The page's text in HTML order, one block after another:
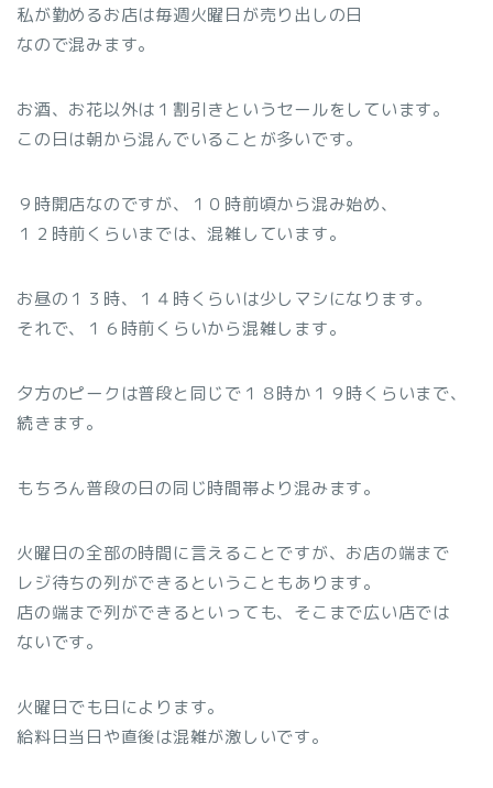
私が勤めるお店は毎週火曜日が売り出しの日
なので混みます。
お酒、お花以外は１割引きというセールをしています。
この日は朝から混んでいることが多いです。
９時開店なのですが、１０時前頃から混み始め、
１２時前くらいまでは、混雑しています。
お昼の１３時、１４時くらいは少しマシになります。
それで、１６時前くらいから混雑します。
夕方のピークは普段と同じで１８時か１９時くらいまで、
続きます。
もちろん普段の日の同じ時間帯より混みます。
火曜日の全部の時間に言えることですが、お店の端まで
レジ待ちの列ができるということもあります。
店の端まで列ができるといっても、そこまで広い店では
ないです。
火曜日でも日によります。
給料日当日や直後は混雑が激しいです。